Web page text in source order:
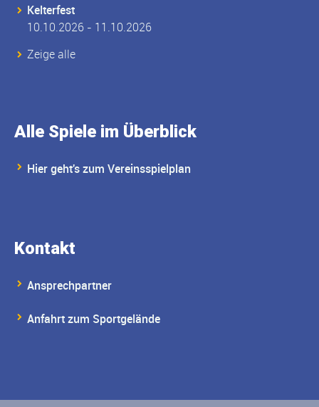
Kelterfest
10.10.2026 - 11.10.2026
Zeige alle
Alle Spiele im Überblick
Hier geht's zum Vereinsspielplan
Kontakt
Ansprechpartner
Anfahrt zum Sportgelände